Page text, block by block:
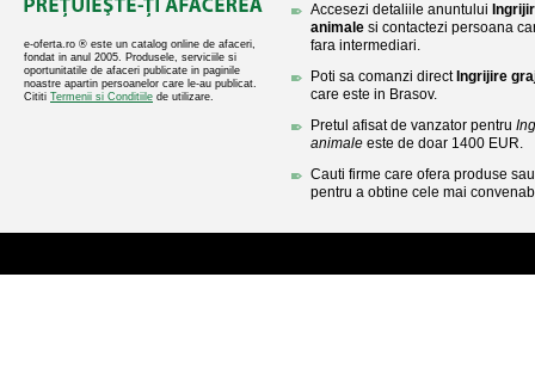
e-oferta.ro ® este un catalog online de afaceri,
fondat in anul 2005. Produsele, serviciile si
oportunitatile de afaceri publicate in paginile
noastre apartin persoanelor care le-au publicat.
Cititi Termenii si Conditiile de utilizare.
Accesezi detaliile anuntului
animale si contactezi persoana
fara intermediari.
Poti sa comanzi direct Ingrijire
care este in Brasov.
Pretul afisat de vanzator pentru
animale este de doar 1400 EUR.
Cauti firme care ofera produse
pentru a obtine cele mai